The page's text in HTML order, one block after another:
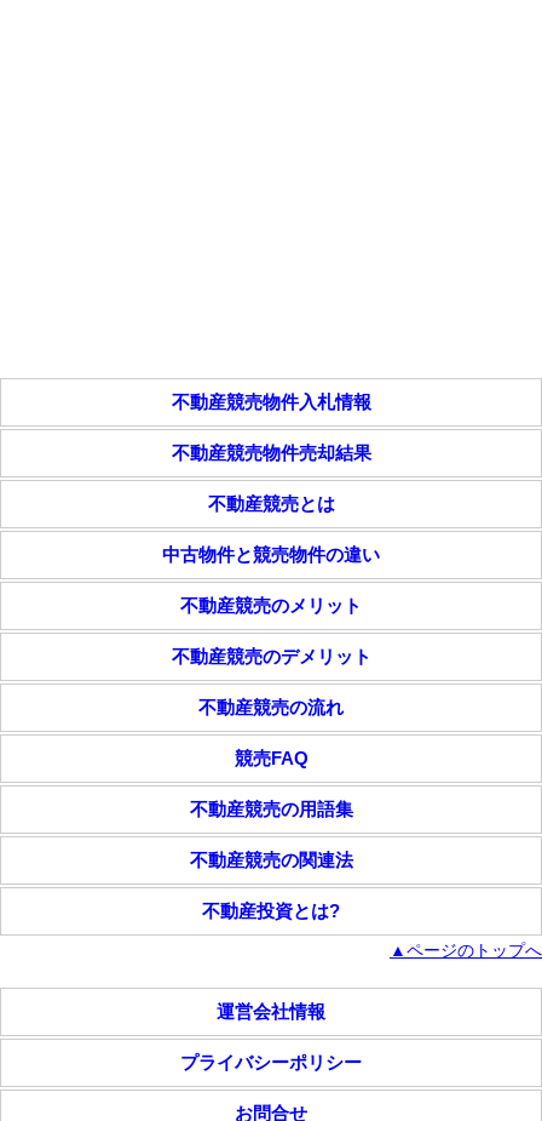
不動産競売物件入札情報
不動産競売物件売却結果
不動産競売とは
中古物件と競売物件の違い
不動産競売のメリット
不動産競売のデメリット
不動産競売の流れ
競売FAQ
不動産競売の用語集
不動産競売の関連法
不動産投資とは?
▲ページのトップへ
運営会社情報
プライバシーポリシー
お問合せ